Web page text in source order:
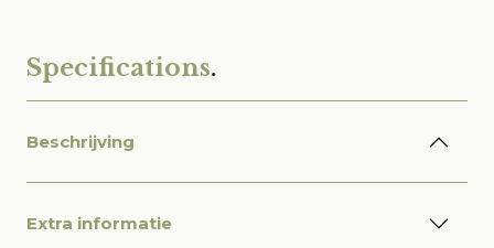
Specifications.
Beschrijving
Extra informatie